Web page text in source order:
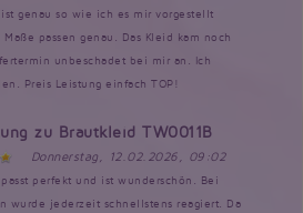
ist genau so wie ich es mir vorgestellt
Maße passen genau. Das Kleid kam noch
unbeschadet bei mir an. Ich
Preis Leistung einfach TOP!
zu Brautkleid TW0011B
Donnerstag, 12.02.2026, 09:02
passt perfekt und ist wunderschön. Bei
wurde jederzeit schnellstens reagiert. Da